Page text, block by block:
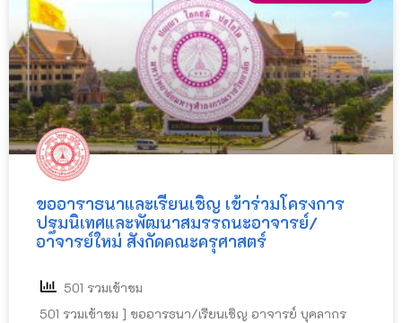
ขออาราธนาและเรียนเชิญ เข้าร่วมโครงการ
ปฐมนิเทศและพัฒนาสมรรถนะอาจารย์/
อาจารย์ใหม่ สังกัดคณะครุศาสตร์
501 รวมเข้าชม
501 รวมเข้าชม ] ขออารธนา/เรียนเชิญ อาจารย์ บุคลากร